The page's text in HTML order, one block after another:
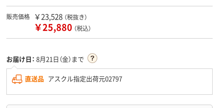
販売価格 ￥23,528 （税抜き）
￥25,880 （税込）
お届け日： 8月21日（金）まで
直送品 アスクル指定出荷元02797